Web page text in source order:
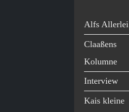
Alfs Allerlei
Claaßens
Kolumne
Interview
Kais kleine